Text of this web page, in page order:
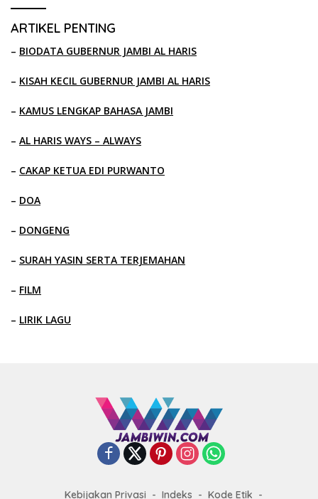
ARTIKEL PENTING
– BIODATA GUBERNUR JAMBI AL HARIS
– KISAH KECIL GUBERNUR JAMBI AL HARIS
– KAMUS LENGKAP BAHASA JAMBI
– AL HARIS WAYS – ALWAYS
– CAKAP KETUA EDI PURWANTO
– DOA
– DONGENG
– SURAH YASIN SERTA TERJEMAHAN
– FILM
– LIRIK LAGU
Kebijakan Privasi Indeks Kode Etik